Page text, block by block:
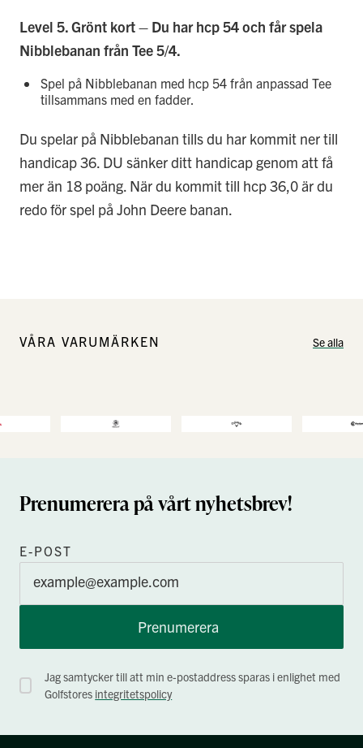
Level 5. Grönt kort – Du har hcp 54 och får spela
Nibblebanan från Tee 5/4.
Spel på Nibblebanan med hcp 54 från anpassad Tee
tillsammans med en fadder.
Du spelar på Nibblebanan tills du har kommit ner till
handicap 36. DU sänker ditt handicap genom att få
mer än 18 poäng. När du kommit till hcp 36,0 är du
redo för spel på John Deere banan.
VÅRA VARUMÄRKEN Se alla
Prenumerera på vårt nyhetsbrev!
E-POST
Prenumerera
Jag samtycker till att min e-postaddress sparas i enlighet med
Golfstores integritetspolicy